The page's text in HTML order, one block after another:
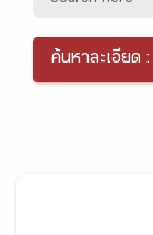
ค้นหาละเอียด :